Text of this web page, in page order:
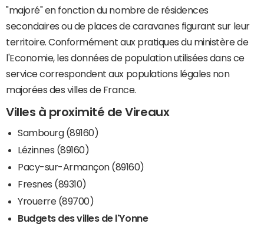
"majoré" en fonction du nombre de résidences
secondaires ou de places de caravanes figurant sur leur
territoire. Conformément aux pratiques du ministère de
l'Economie, les données de population utilisées dans ce
service correspondent aux populations légales non
majorées des villes de France.
Villes à proximité de Vireaux
Sambourg (89160)
Lézinnes (89160)
Pacy-sur-Armançon (89160)
Fresnes (89310)
Yrouerre (89700)
Budgets des villes de l'Yonne